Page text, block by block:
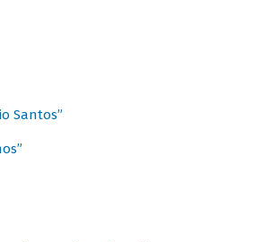
Santos”